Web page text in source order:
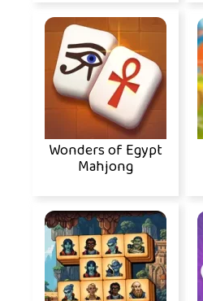
Wonders of Egypt
Mahjong